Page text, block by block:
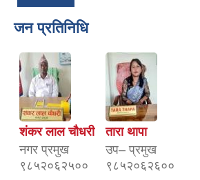
जन प्रतिनिधि
शंकर लाल चौधरी
नगर प्रमुख
९८५२०६२५००
तारा थापा
उप– प्रमुख
९८५२०६२६००